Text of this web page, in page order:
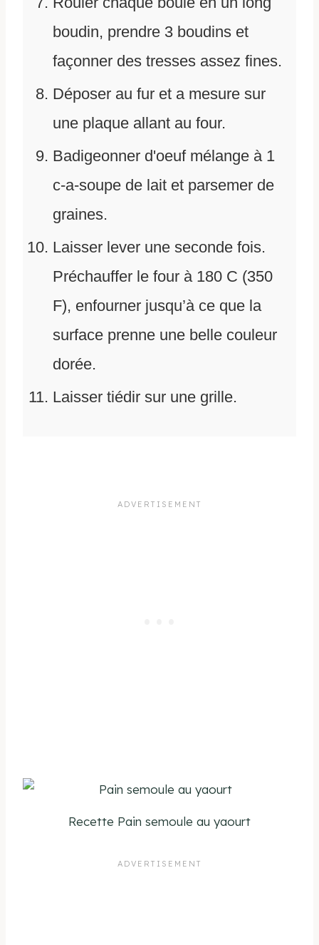
boudin, prendre 3 boudins et
façonner des tresses assez fines.
Déposer au fur et a mesure sur
une plaque allant au four.
Badigeonner d'oeuf mélange à 1
c-a-soupe de lait et parsemer de
graines.
Laisser lever une seconde fois.
Préchauffer le four à 180 C (350
F), enfourner jusqu’à ce que la
surface prenne une belle couleur
dorée.
Laisser tiédir sur une grille.
Recette Pain semoule au yaourt